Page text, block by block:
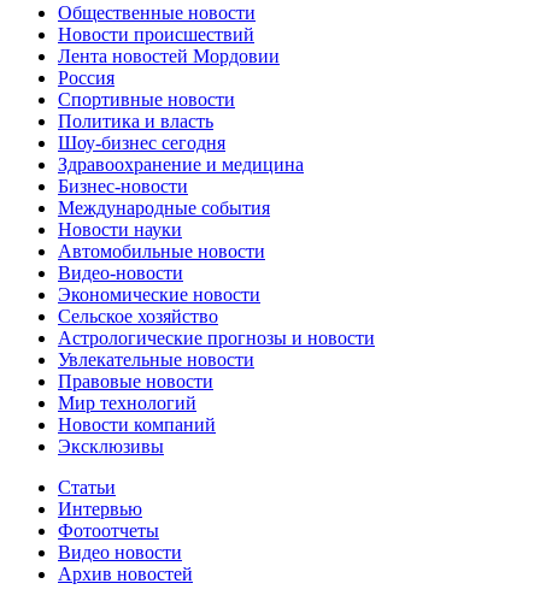
Общественные новости
Новости происшествий
Лента новостей Мордовии
Россия
Спортивные новости
Политика и власть
Шоу-бизнес сегодня
Здравоохранение и медицина
Бизнес-новости
Международные события
Новости науки
Автомобильные новости
Видео-новости
Экономические новости
Сельское хозяйство
Астрологические прогнозы и новости
Увлекательные новости
Правовые новости
Мир технологий
Новости компаний
Эксклюзивы
Статьи
Интервью
Фотоотчеты
Видео новости
Архив новостей